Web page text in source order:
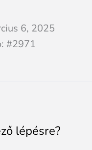
6, 2025
#2971
lépésre?